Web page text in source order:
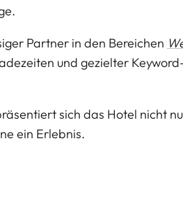
Partner in den Bereichen
und gezielter
sich das Hotel nicht
ein Erlebnis.